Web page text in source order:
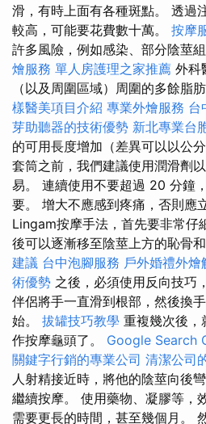
滑，有時上面有各種斑點。 透過
較高，可能要花費數十萬。 按摩
許多風險，例如感染、部分陰莖
燴服務 單人房護理之家推薦 外科
（以及周圍區域）周圍的多餘脂肪
樣醫美項目介紹 專業外燴服務 台
芽助聽器的技術優勢 新北專業台
的可用長度增加（差異可以以公
套筒之前，我們建議使用潤滑劑
易。 連續使用不要超過 20 分鐘
要。 增大不應感到疼痛，否則應
Lingam按摩手法，首先要非常仔
後可以逐漸移至陰莖上方的恥骨
建議 台中泡腳服務 戶外婚禮外燴
術優勢 之後，必須使用反向技巧
伴侶將手一直滑到根部，然後換
始。 拔罐技巧教學 重複幾次後，
作按摩龜頭了。 Google Search
關鍵字行銷的專業公司 清潔公司
人射精接近時，將他的陰莖向後
繼續按摩。 使用藥物、凝膠等，
需要更長的時間，甚至幾個月。